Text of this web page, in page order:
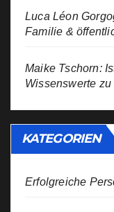
Luca Léon
Familie &
Maike Tschorn:
Wissenswerte
KATEGORIEN
Erfolgreiche